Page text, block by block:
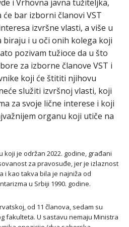
i Vrhovna javna tužiteljka,
bar izborni članovi VST
izvršne vlasti, a više u
biraju i u oči onih kolega koji
pozivam tužioce da u što
za izborne članove VST i
koji će štititi njihovu
služiti izvršnoj vlasti, koji
za svoje lične interese i koji
organu koji utiče na
je održan 2022. godine, građani
za pravosuđe, jer je izlaznost
i kao takva bila je najniža od
u Srbiji 1990. godine.
od 11 članova, sedam su
fakulteta. U sastavu nemaju Ministra